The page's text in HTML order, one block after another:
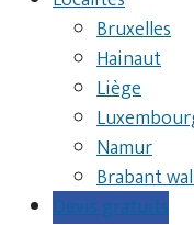
Bruxelles
Hainaut
Liège
Namur
Brabant
Devis gratuits